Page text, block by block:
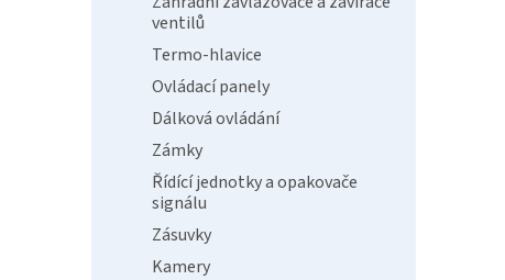
ventilů
Termo-hlavice
Ovládací panely
Dálková ovládání
Zámky
Řídící jednotky a opakovače
signálu
Zásuvky
Kamery